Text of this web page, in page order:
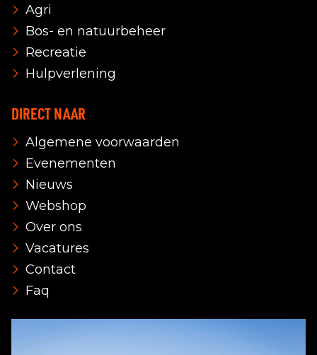
Agri
Bos- en natuurbeheer
Recreatie
Hulpverlening
DIRECT NAAR
Algemene voorwaarden
Evenementen
Nieuws
Webshop
Over ons
Vacatures
Contact
Faq